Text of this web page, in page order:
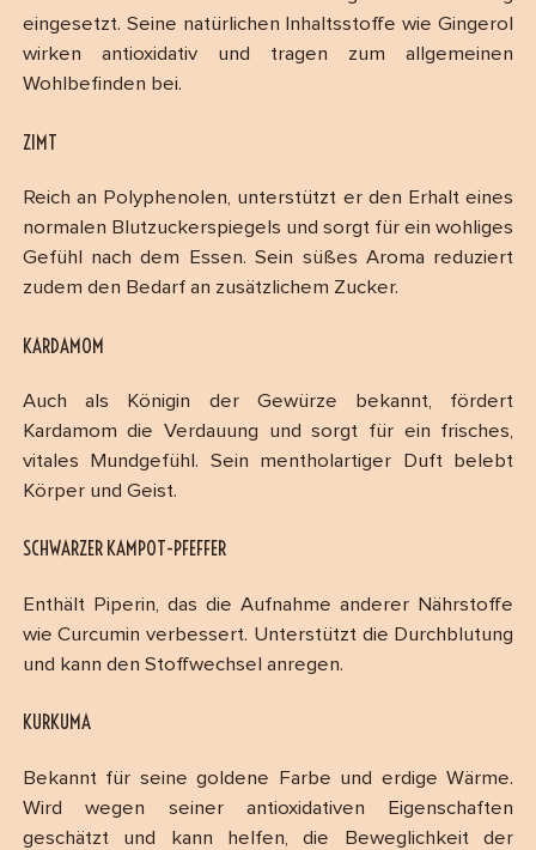
eingesetzt. Seine natürlichen Inhaltsstoffe wie Gingerol
wirken antioxidativ und tragen zum allgemeinen
Wohlbefinden bei.
ZIMT
Reich an Polyphenolen, unterstützt er den Erhalt eines
normalen Blutzuckerspiegels und sorgt für ein wohliges
Gefühl nach dem Essen. Sein süßes Aroma reduziert
zudem den Bedarf an zusätzlichem Zucker.
KARDAMOM
Auch als Königin der Gewürze bekannt, fördert
Kardamom die Verdauung und sorgt für ein frisches,
vitales Mundgefühl. Sein mentholartiger Duft belebt
Körper und Geist.
SCHWARZER KAMPOT-PFEFFER
Enthält Piperin, das die Aufnahme anderer Nährstoffe
wie Curcumin verbessert. Unterstützt die Durchblutung
und kann den Stoffwechsel anregen.
KURKUMA
Bekannt für seine goldene Farbe und erdige Wärme.
Wird wegen seiner antioxidativen Eigenschaften
geschätzt und kann helfen, die Beweglichkeit der